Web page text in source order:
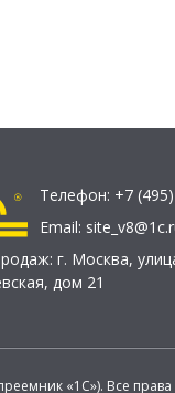
Телефон: +7
Email:
г. Москва,
дом 21
«1С»). Все